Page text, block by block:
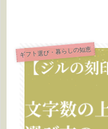
ギフト選び・暮らしの知恵